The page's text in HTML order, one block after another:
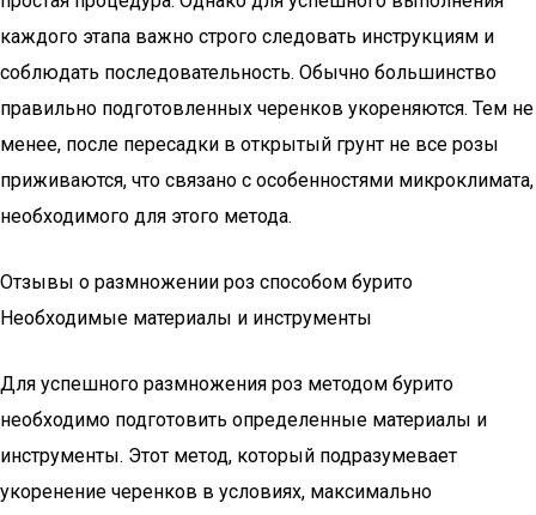
каждого этапа важно строго следовать инструкциям и
соблюдать последовательность. Обычно большинство
правильно подготовленных черенков укореняются. Тем не
менее, после пересадки в открытый грунт не все розы
приживаются, что связано с особенностями микроклимата,
необходимого для этого метода.
Отзывы о размножении роз способом бурито
Необходимые материалы и инструменты
Для успешного размножения роз методом бурито
необходимо подготовить определенные материалы и
инструменты. Этот метод, который подразумевает
укоренение черенков в условиях, максимально